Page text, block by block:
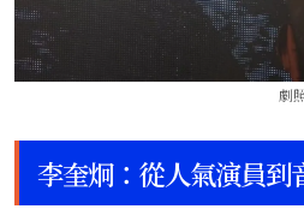
劇
李奎炯：從人氣演員到